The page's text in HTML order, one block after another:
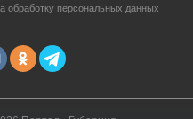
обработку персональных данных